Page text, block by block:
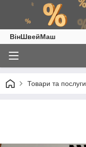
ВінШвейМаш
Товари та послуги